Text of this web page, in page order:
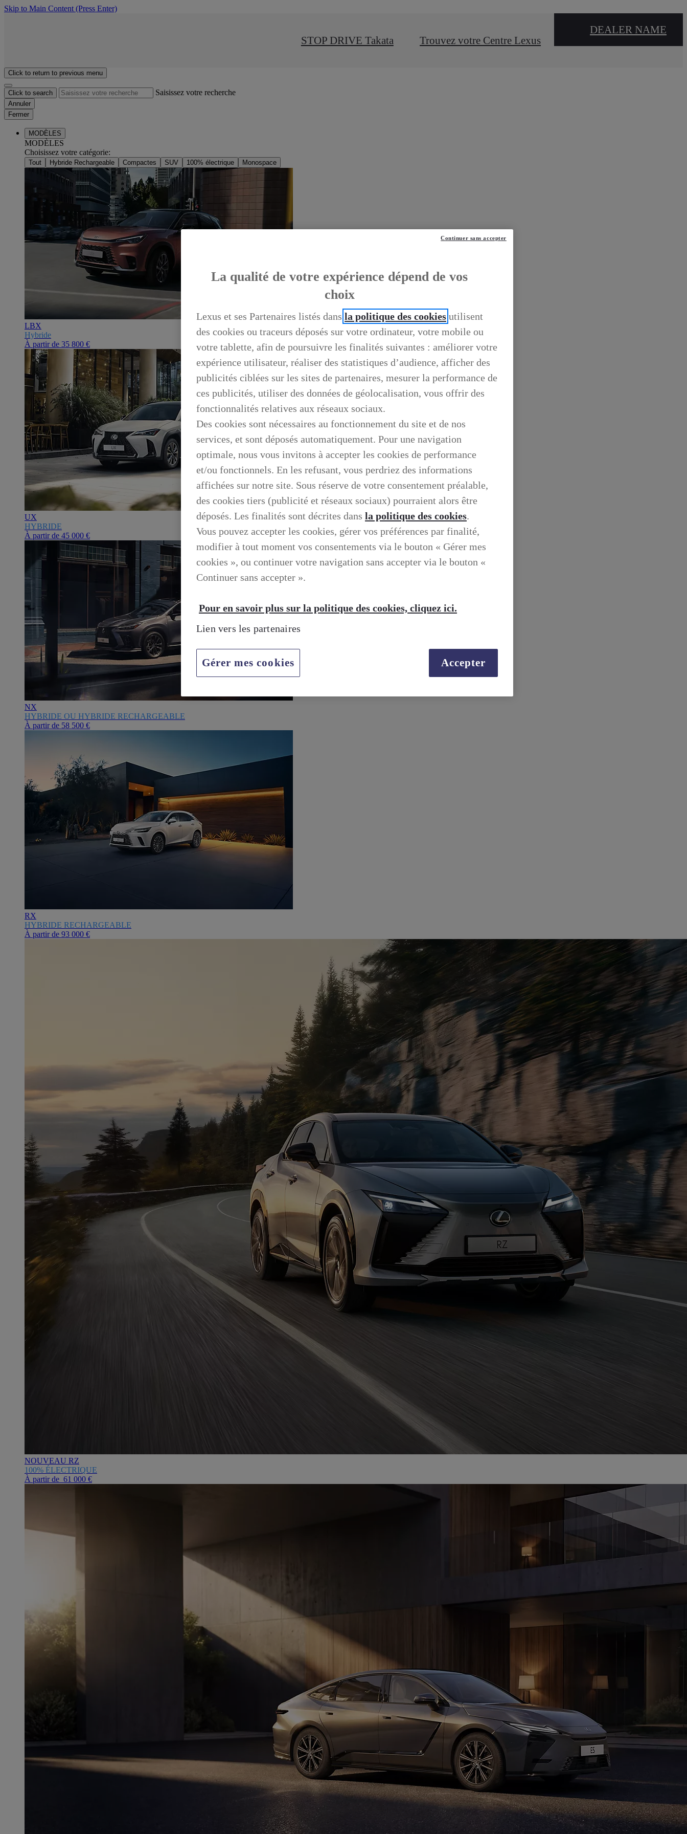
Skip to Main Content (Press Enter)
STOP DRIVE Takata Trouvez votre Centre Lexus
DEALER NAME
Click to return to previous menu
Click to search Saisissez votre recherche
Annuler
Fermer
MODÈLES
MODÈLES
Choisissez votre catégorie:
Tout Hybride Rechargeable Compactes SUV 100% électrique Monospace
LBX
Hybride
À partir de 35 800 €
UX
HYBRIDE
À partir de 45 000 €
NX
HYBRIDE OU HYBRIDE RECHARGEABLE
À partir de 58 500 €
RX
HYBRIDE RECHARGEABLE
À partir de 93 000 €
NOUVEAU RZ
100% ÉLECTRIQUE
À partir de 61 000 €
La qualité de votre expérience dépend de vos
choix
Lexus et ses Partenaires listés dans la politique des cookies utilisent
des cookies ou traceurs déposés sur votre ordinateur, votre mobile ou
votre tablette, afin de poursuivre les finalités suivantes : améliorer votre
expérience utilisateur, réaliser des statistiques d’audience, afficher des
publicités ciblées sur les sites de partenaires, mesurer la performance de
ces publicités, utiliser des données de géolocalisation, vous offrir des
fonctionnalités relatives aux réseaux sociaux.
Des cookies sont nécessaires au fonctionnement du site et de nos
services, et sont déposés automatiquement. Pour une navigation
optimale, nous vous invitons à accepter les cookies de performance
et/ou fonctionnels. En les refusant, vous perdriez des informations
affichées sur notre site. Sous réserve de votre consentement préalable,
des cookies tiers (publicité et réseaux sociaux) pourraient alors être
déposés. Les finalités sont décrites dans la politique des cookies.
Vous pouvez accepter les cookies, gérer vos préférences par finalité,
modifier à tout moment vos consentements via le bouton « Gérer mes
cookies », ou continuer votre navigation sans accepter via le bouton «
Continuer sans accepter ».
Pour en savoir plus sur la politique des cookies, cliquez ici.
Lien vers les partenaires
Gérer mes cookies
Continuer sans accepter
Accepter